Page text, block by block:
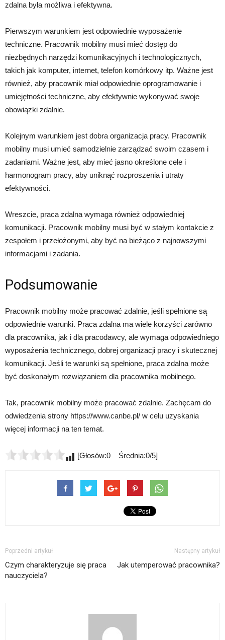
zdalna była możliwa i efektywna.
Pierwszym warunkiem jest odpowiednie wyposażenie
techniczne. Pracownik mobilny musi mieć dostęp do
niezbędnych narzędzi komunikacyjnych i technologicznych,
takich jak komputer, internet, telefon komórkowy itp. Ważne jest
również, aby pracownik miał odpowiednie oprogramowanie i
umiejętności techniczne, aby efektywnie wykonywać swoje
obowiązki zdalnie.
Kolejnym warunkiem jest dobra organizacja pracy. Pracownik
mobilny musi umieć samodzielnie zarządzać swoim czasem i
zadaniami. Ważne jest, aby mieć jasno określone cele i
harmonogram pracy, aby uniknąć rozproszenia i utraty
efektywności.
Wreszcie, praca zdalna wymaga również odpowiedniej
komunikacji. Pracownik mobilny musi być w stałym kontakcie z
zespołem i przełożonymi, aby być na bieżąco z najnowszymi
informacjami i zadania.
Podsumowanie
Pracownik mobilny może pracować zdalnie, jeśli spełnione są
odpowiednie warunki. Praca zdalna ma wiele korzyści zarówno
dla pracownika, jak i dla pracodawcy, ale wymaga odpowiedniego
wyposażenia technicznego, dobrej organizacji pracy i skutecznej
komunikacji. Jeśli te warunki są spełnione, praca zdalna może
być doskonałym rozwiązaniem dla pracownika mobilnego.
Tak, pracownik mobilny może pracować zdalnie. Zachęcam do
odwiedzenia strony https://www.canbe.pl/ w celu uzyskania
więcej informacji na ten temat.
[Głosów:0 Średnia:0/5]
Poprzedni artykuł
Czym charakteryzuje się praca
nauczyciela?
Następny artykuł
Jak utemperować pracownika?